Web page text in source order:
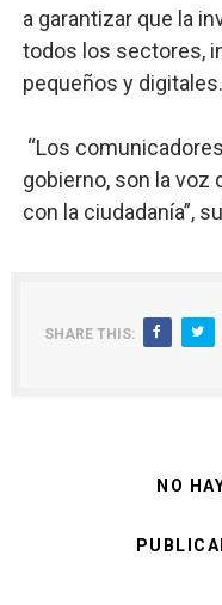
a garantizar que la
todos los sectores,
pequeños y digitales.
“Los
gobierno, son la voz
con la ciudadanía”,
SHARE THIS:
NO